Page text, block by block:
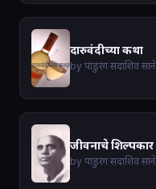
दारुवंदीच्या कथा
by पांडुरंग सदाशिव साने
जीवनाचे शिल्पकार
by पांडुरंग सदाशिव साने